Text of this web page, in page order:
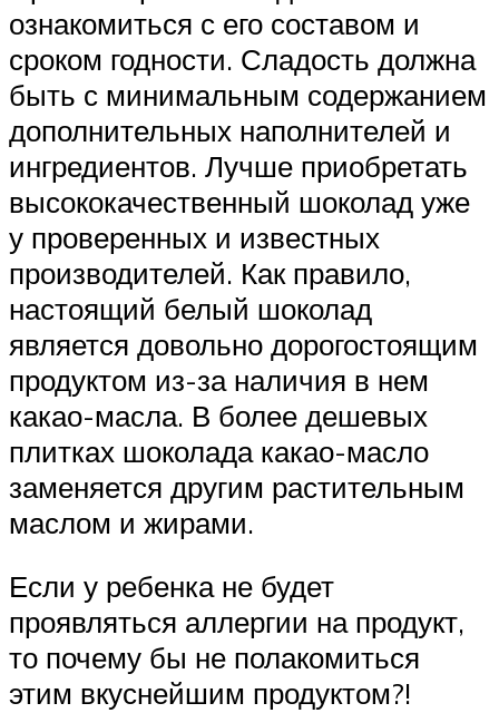
ознакомиться с его составом и
сроком годности. Сладость должна
быть с минимальным содержанием
дополнительных наполнителей и
ингредиентов. Лучше приобретать
высококачественный шоколад уже
у проверенных и известных
производителей. Как правило,
настоящий белый шоколад
является довольно дорогостоящим
продуктом из-за наличия в нем
какао-масла. В более дешевых
плитках шоколада какао-масло
заменяется другим растительным
маслом и жирами.
Если у ребенка не будет
проявляться аллергии на продукт,
то почему бы не полакомиться
этим вкуснейшим продуктом?!